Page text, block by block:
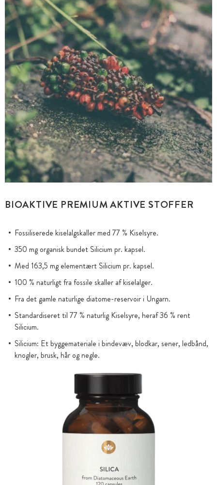
BIOAKTIVE PREMIUM AKTIVE STOFFER
Fossiliserede kiselalgskaller med 77 % Kiselsyre.
350 mg organisk bundet Silicium pr. kapsel.
Med 163,5 mg elementært Silicium pr. kapsel.
100 % naturligt fra fossile skaller af kiselalger.
Fra det gamle naturlige diatome-reservoir i Ungarn.
Standardiseret til 77 % naturlig Kiselsyre, heraf 36 % rent
Silicium.
Silicium: Et byggemateriale i bindevæv, blodkar, sener, ledbånd,
knogler, brusk, hår og negle.